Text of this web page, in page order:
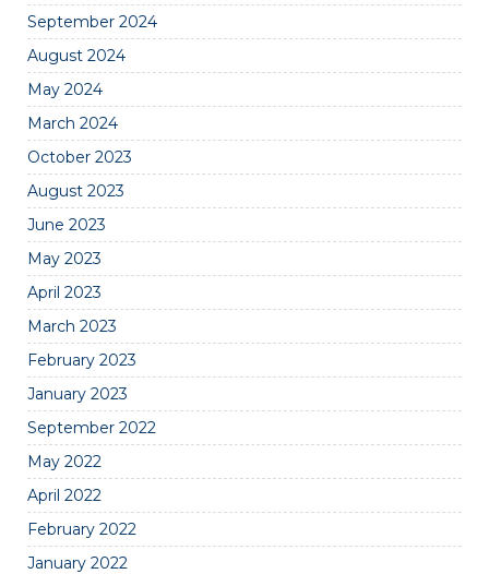
September 2024
August 2024
May 2024
March 2024
October 2023
August 2023
June 2023
May 2023
April 2023
March 2023
February 2023
January 2023
September 2022
May 2022
April 2022
February 2022
January 2022